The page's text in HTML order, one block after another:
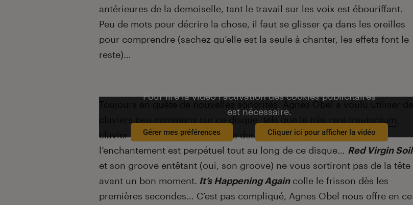
antérieures de la demoiselle, tant le travail sur les voix est ébouriffant.
Peu de mots pour décrire la chose, il faut se glisser ça dans les oreilles
pour comprendre (sachez qu’elle est la seule à chanter, les effets font le
reste)…
Pour lire la vidéo l’activation des cookies publicitaires
est nécessaire.
Gérer mes préférences Cliquer ici pour afficher la vidéo
Toujours en quête de nouvelles sonorités, Agnes Obel a voulu utiliser des
clavier électronique monodique des années 20. Quoi qu’il en soit
l’enchantement est perpétuel tout au long de ce disque… Red Virgin Soil
et son groove entêtant (oui, son groove) ne vous sortiront pas de la tête
avant un bon moment. It’s Happening Againcolle le frisson dès les
premières secondes… C’est pas compliqué, Agnes Obel nous offre en ce